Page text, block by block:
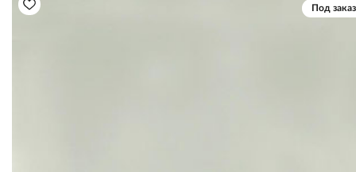
Под заказ